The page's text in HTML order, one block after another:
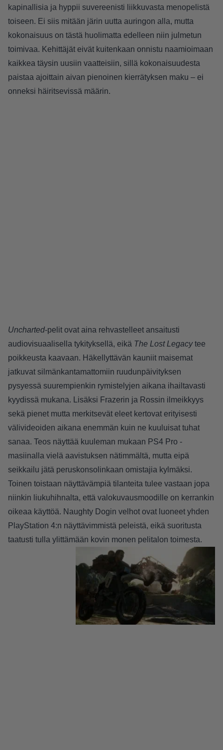
kapinallisia ja hyppii suvereenisti liikkuvasta menopelistä
toiseen. Ei siis mitään järin uutta auringon alla, mutta
kokonaisuus on tästä huolimatta edelleen niin julmetun
toimivaa. Kehittäjät eivät kuitenkaan onnistu naamioimaan
kaikkea täysin uusiin vaatteisiin, sillä kokonaisuudesta
paistaa ajoittain aivan pienoinen kierrätyksen maku – ei
onneksi häiritsevissä määrin.
Uncharted-pelit ovat aina rehvastelleet ansaitusti
audiovisuaalisella tykityksellä, eikä The Lost Legacytee
poikkeusta kaavaan. Häkellyttävän kauniit maisemat
jatkuvat silmänkantamattomiin ruudunpäivityksen
pysyessä suurempienkin rymistelyjen aikana ihailtavasti
kyydissä mukana. Lisäksi Frazerin ja Rossin ilmeikkyys
sekä pienet mutta merkitsevät eleet kertovat erityisesti
välivideoiden aikana enemmän kuin ne kuuluisat tuhat
sanaa. Teos näyttää kuuleman mukaan PS4 Pro -
masiinalla vielä aavistuksen nätimmältä, mutta eipä
seikkailu jätä peruskonsolinkaan omistajia kylmäksi.
Toinen toistaan näyttävämpiä tilanteita tulee vastaan jopa
niinkin liukuhihnalta, että valokuvausmoodille on kerrankin
oikeaa käyttöä. Naughty Dogin velhot ovat luoneet yhden
PlayStation 4:n näyttävimmistä peleistä, eikä suoritusta
taatusti tulla ylittämään kovin monen pelitalon toimesta.